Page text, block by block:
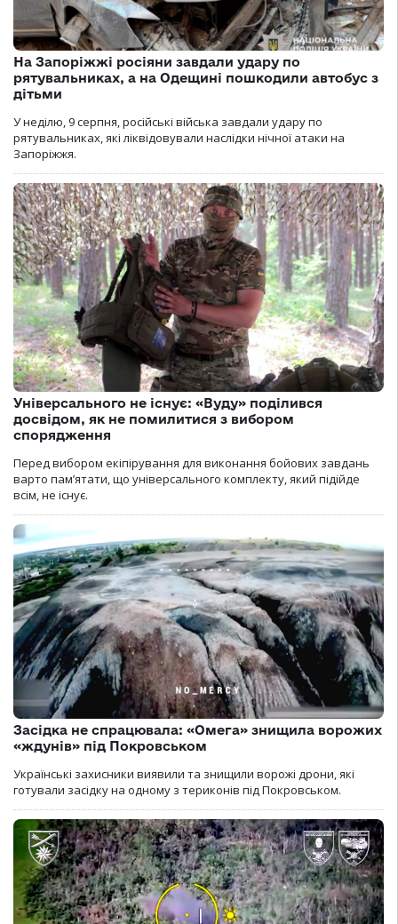
На Запоріжжі росіяни завдали удару по
рятувальниках, а на Одещині пошкодили автобус з
дітьми
У неділю, 9 серпня, російські війська завдали удару по
рятувальниках, які ліквідовували наслідки нічної атаки на
Запоріжжя.
Універсального не існує: «Вуду» поділився
досвідом, як не помилитися з вибором
спорядження
Перед вибором екіпірування для виконання бойових завдань
варто пам’ятати, що універсального комплекту, який підійде
всім, не існує.
Засідка не спрацювала: «Омега» знищила ворожих
«ждунів» під Покровськом
Українські захисники виявили та знищили ворожі дрони, які
готували засідку на одному з териконів під Покровськом.